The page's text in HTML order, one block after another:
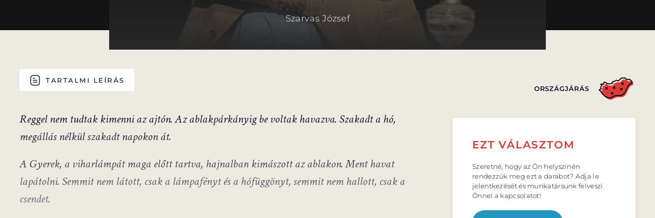
Szarvas József
TARTALMI LEÍRÁS
Reggel nem tudtak kimenni az ajtón. Az ablakpárkányig be voltak havazva. Szakadt a hó,
megállás nélkül szakadt napokon át.
A Gyerek, a viharlámpát maga előtt tartva, hajnalban kimászott az ablakon. Ment havat
lapátolni. Semmit nem látott, csak a lámpafényt és a hófüggönyt, semmit nem hallott, csak a
csendet.
ORSZÁGJÁRÁS
EZT VÁLASZTOM
Szeretné, hogy az Ön helyszínén
rendezzük meg ezt a darabot? Adja le
jelentkezését és munkatársunk felveszi
Önnel a kapcsolatot!